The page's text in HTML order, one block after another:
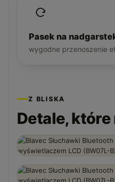
Pasek na
wygodne przenoszenie
Z BLISKA
Detale,